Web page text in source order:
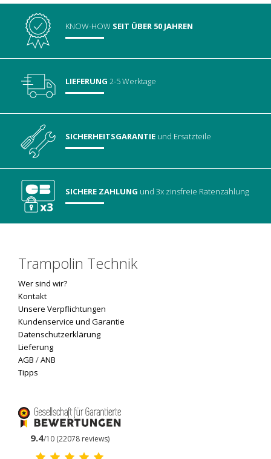
KNOW-HOW SEIT ÜBER 50 JAHREN
LIEFERUNG 2-5 Werktage
SICHERHEITSGARANTIE und Ersatzteile
SICHERE ZAHLUNG und 3x zinsfreie Ratenzahlung
Trampolin Technik
Wer sind wir?
Kontakt
Unsere Verpflichtungen
Kundenservice und Garantie
Datenschutzerklärung
Lieferung
AGB /ANB
Tipps
9.4/10 (22078 reviews)